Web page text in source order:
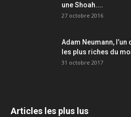
une Shoah....
27 octobre 2016
Adam Neumann,
les plus riches du
31 octobre 2017
Articles les plus lus